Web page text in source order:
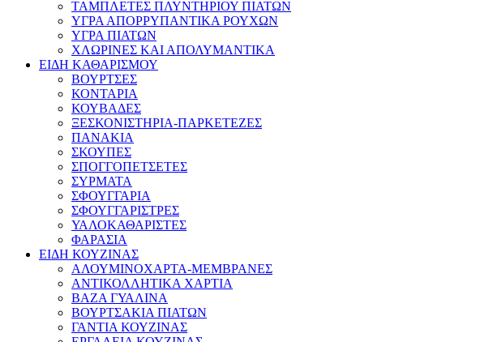
ΤΑΜΠΛΕΤΕΣ ΠΛΥΝΤΗΡΙΟΥ ΠΙΑΤΩΝ
ΥΓΡΑ ΑΠΟΡΡΥΠΑΝΤΙΚΑ ΡΟΥΧΩΝ
ΥΓΡΑ ΠΙΑΤΩΝ
ΧΛΩΡΙΝΕΣ ΚΑΙ ΑΠΟΛΥΜΑΝΤΙΚΑ
ΕΙΔΗ ΚΑΘΑΡΙΣΜΟΥ
ΒΟΥΡΤΣΕΣ
ΚΟΝΤΑΡΙΑ
ΚΟΥΒΑΔΕΣ
ΞΕΣΚΟΝΙΣΤΗΡΙΑ-ΠΑΡΚΕΤΕΖΕΣ
ΠΑΝΑΚΙΑ
ΣΚΟΥΠΕΣ
ΣΠΟΓΓΟΠΕΤΣΕΤΕΣ
ΣΥΡΜΑΤΑ
ΣΦΟΥΓΓΑΡΙΑ
ΣΦΟΥΓΓΑΡΙΣΤΡΕΣ
ΥΑΛΟΚΑΘΑΡΙΣΤΕΣ
ΦΑΡΑΣΙΑ
ΕΙΔΗ ΚΟΥΖΙΝΑΣ
ΑΛΟΥΜΙΝΟΧΑΡΤΑ-ΜΕΜΒΡΑΝΕΣ
ΑΝΤΙΚΟΛΛΗΤΙΚΑ ΧΑΡΤΙΑ
ΒΑΖΑ ΓΥΑΛΙΝΑ
ΒΟΥΡΤΣΑΚΙΑ ΠΙΑΤΩΝ
ΓΑΝΤΙΑ ΚΟΥΖΙΝΑΣ